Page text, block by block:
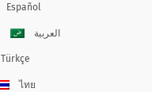
Español
العربية
Türkçe
ไทย